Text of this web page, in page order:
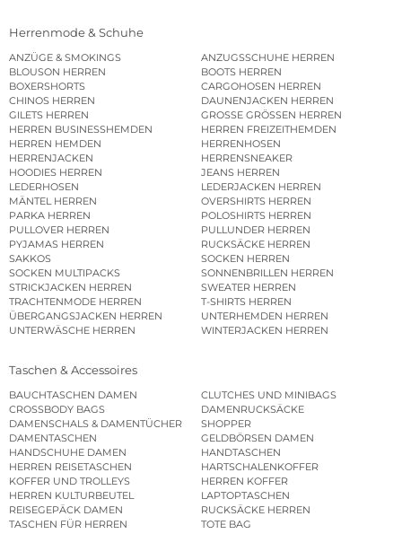
Herrenmode & Schuhe
ANZÜGE & SMOKINGS
ANZUGSSCHUHE HERREN
BLOUSON HERREN
BOOTS HERREN
BOXERSHORTS
CARGOHOSEN HERREN
CHINOS HERREN
DAUNENJACKEN HERREN
GILETS HERREN
GROSSE GRÖSSEN HERREN
HERREN BUSINESSHEMDEN
HERREN FREIZEITHEMDEN
HERREN HEMDEN
HERRENHOSEN
HERRENJACKEN
HERRENSNEAKER
HOODIES HERREN
JEANS HERREN
LEDERHOSEN
LEDERJACKEN HERREN
MÄNTEL HERREN
OVERSHIRTS HERREN
PARKA HERREN
POLOSHIRTS HERREN
PULLOVER HERREN
PULLUNDER HERREN
PYJAMAS HERREN
RUCKSÄCKE HERREN
SAKKOS
SOCKEN HERREN
SOCKEN MULTIPACKS
SONNENBRILLEN HERREN
STRICKJACKEN HERREN
SWEATER HERREN
TRACHTENMODE HERREN
T-SHIRTS HERREN
ÜBERGANGSJACKEN HERREN
UNTERHEMDEN HERREN
UNTERWÄSCHE HERREN
WINTERJACKEN HERREN
Taschen & Accessoires
BAUCHTASCHEN DAMEN
CLUTCHES UND MINIBAGS
CROSSBODY BAGS
DAMENRUCKSÄCKE
DAMENSCHALS & DAMENTÜCHER
SHOPPER
DAMENTASCHEN
GELDBÖRSEN DAMEN
HANDSCHUHE DAMEN
HANDTASCHEN
HERREN REISETASCHEN
HARTSCHALENKOFFER
KOFFER UND TROLLEYS
HERREN KOFFER
HERREN KULTURBEUTEL
LAPTOPTASCHEN
REISEGEPÄCK DAMEN
RUCKSÄCKE HERREN
TASCHEN FÜR HERREN
TOTE BAG